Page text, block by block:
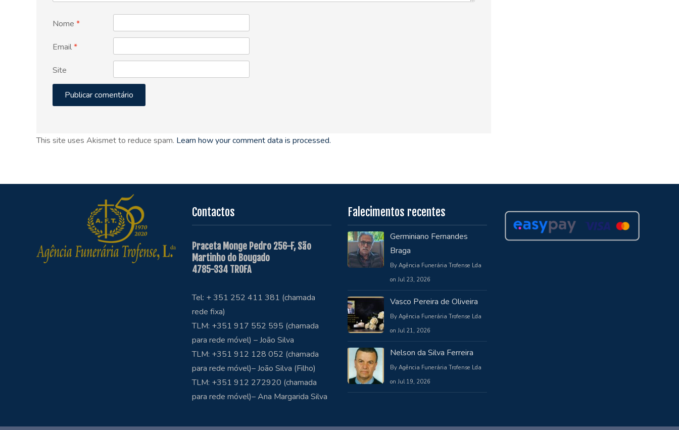
Nome *
Email*
Site
This site uses Akismet to reduce spam. Learn how your comment data is processed.
Contactos
Praceta Monge Pedro 256-F, São
Martinho do Bougado
4785-334 TROFA
Tel: + 351 252 411 381 (chamada
rede fixa)
TLM: +351 917 552 595 (chamada
para rede móvel) – João Silva
TLM: +351 912 128 052 (chamada
para rede móvel)– João Silva (Filho)
TLM: +351 912 272920 (chamada
para rede móvel)– Ana Margarida Silva
Falecimentos recentes
Germiniano Fernandes
Braga
By Agência Funerária Trofense Lda
on Jul 23, 2026
Vasco Pereira de Oliveira
By Agência Funerária Trofense Lda
on Jul 21, 2026
Nelson da Silva Ferreira
By Agência Funerária Trofense Lda
on Jul 19, 2026